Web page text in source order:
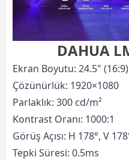
DAHUA
Ekran Boyutu: 24.5" (16:9)
Çözünürlük: 1920×1080
Parlaklık: 300 cd/m²
Kontrast Oranı: 1000:1
Görüş Açısı: H 178°, V
Tepki Süresi: 0.5ms